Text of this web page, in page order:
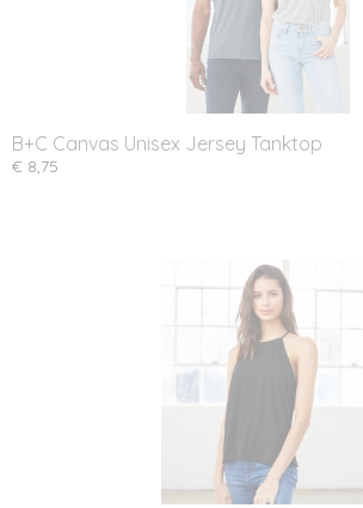
B+C Canvas Unisex Jersey Tanktop
€ 8,75